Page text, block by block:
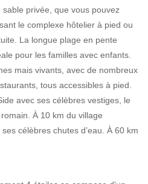
privée, que vous pouvez
le complexe hôtelier à pied ou
La longue plage en pente
pour les familles avec enfants.
mais vivants, avec de nombreux
tous accessibles à pied.
avec ses célèbres vestiges, le
À 10 km du village
célèbres chutes d’eau. À 60 km